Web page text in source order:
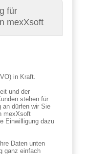
für
mexXsoft
in Kraft.
und der
stehen für
dürfen wir Sie
mexXsoft
Einwilligung dazu
Daten unten
ganz einfach